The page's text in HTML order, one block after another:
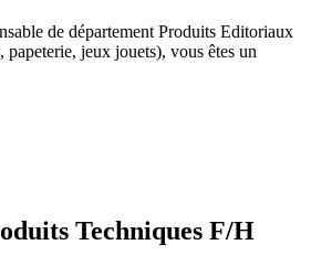
de département Produits Editoriaux
jeux jouets), vous êtes un
Techniques F/H